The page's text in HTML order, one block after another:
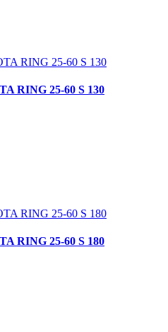
RING 25-60 S 130
RING 25-60 S 180